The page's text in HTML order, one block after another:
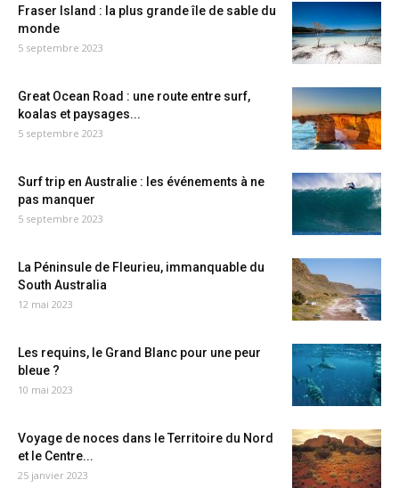
Fraser Island : la plus grande île de sable du
monde
5 septembre 2023
Great Ocean Road : une route entre surf,
koalas et paysages...
5 septembre 2023
Surf trip en Australie : les événements à ne
pas manquer
5 septembre 2023
La Péninsule de Fleurieu, immanquable du
South Australia
12 mai 2023
Les requins, le Grand Blanc pour une peur
bleue ?
10 mai 2023
Voyage de noces dans le Territoire du Nord
et le Centre...
25 janvier 2023